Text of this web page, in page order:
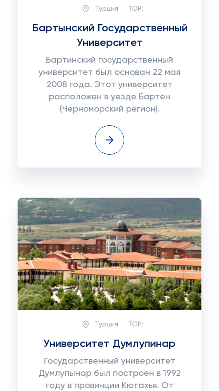
Турция TOP:
Бартынский Государственный
Университет
Бартинский государственный
университет был основан 22 мая
2008 года. Этот университет
расположен в уезде Бартен
(Черноморский регион).
Турция TOP:
Университет Думлупинар
Государственный университет
Думлупынар был построен в 1992
году в провинции Кютахья. От